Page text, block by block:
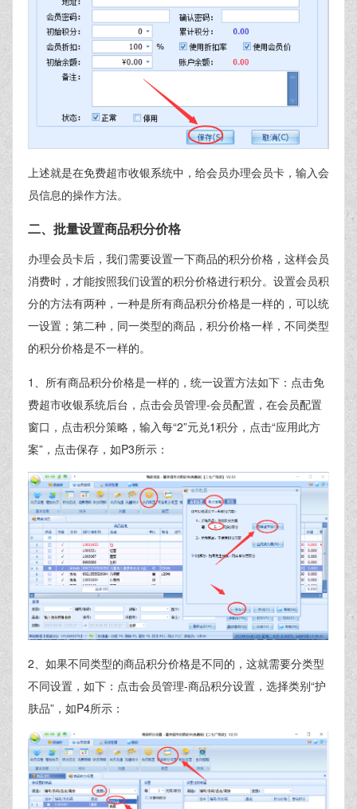
上述就是在免费超市收银系统中，给会员办理会员卡，输入会
员信息的操作方法。
二、批量设置商品积分价格
办理会员卡后，我们需要设置一下商品的积分价格，这样会员
消费时，才能按照我们设置的积分价格进行积分。设置会员积
分的方法有两种，一种是所有商品积分价格是一样的，可以统
一设置；第二种，同一类型的商品，积分价格一样，不同类型
的积分价格是不一样的。
1、所有商品积分价格是一样的，统一设置方法如下：点击免
费超市收银系统后台，点击会员管理-会员配置，在会员配置
窗口，点击积分策略，输入每“2”元兑1积分，点击“应用此方
案”，点击保存，如P3所示：
2、如果不同类型的商品积分价格是不同的，这就需要分类型
不同设置，如下：点击会员管理-商品积分设置，选择类别“护
肤品”，如P4所示：